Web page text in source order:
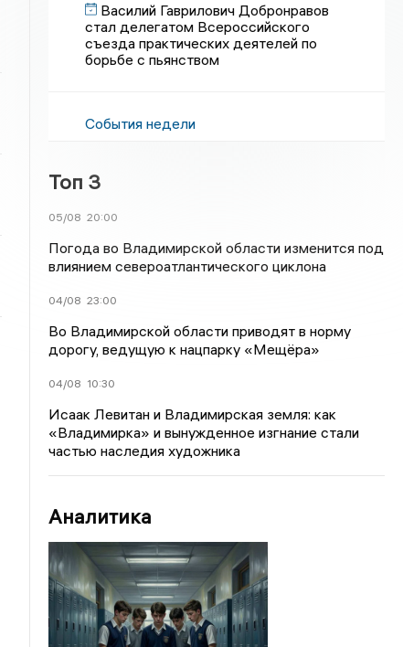
Василий Гаврилович Добронравов
стал делегатом Всероссийского
съезда практических деятелей по
борьбе с пьянством
События недели
Топ 3
05/08 20:00
Погода во Владимирской области изменится под
влиянием североатлантического циклона
04/08 23:00
Во Владимирской области приводят в норму
дорогу, ведущую к нацпарку «Мещёра»
04/08 10:30
Исаак Левитан и Владимирская земля: как
«Владимирка» и вынужденное изгнание стали
частью наследия художника
Аналитика